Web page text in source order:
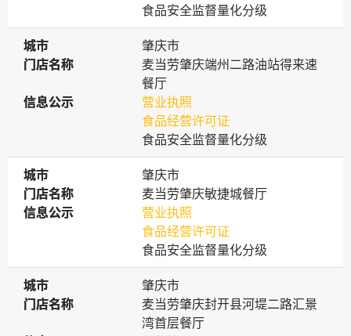
食品安全监督量化分级
城市
城市
肇庆市
门店名称
门店名称
麦当劳肇庆端州二路油站得来速
餐厅
信息公示
信息公示
营业执照
食品经营许可证
食品安全监督量化分级
城市
城市
肇庆市
门店名称
门店名称
麦当劳肇庆敏捷城餐厅
信息公示
信息公示
营业执照
食品经营许可证
食品安全监督量化分级
城市
城市
肇庆市
门店名称
门店名称
麦当劳肇庆封开县河堤二路汇景
湾首层餐厅